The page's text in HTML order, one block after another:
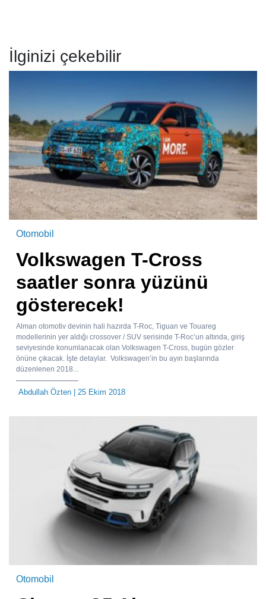
İlginizi çekebilir
Otomobil
Volkswagen T-Cross
saatler sonra yüzünü
gösterecek!
Alman otomotiv devinin hali hazırda T-Roc, Tiguan ve Touareg
modellerinin yer aldığı crossover / SUV serisinde T-Roc’un altında, giriş
seviyesinde konumlanacak olan Volkswagen T-Cross, bugün gözler
önüne çıkacak. İşte detaylar. Volkswagen’in bu ayın başlarında
düzenlenen 2018...
Abdullah Özten | 25 Ekim 2018
Otomobil